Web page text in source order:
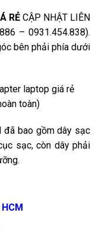
RẺ CẬP NHẬT LIÊN
– 0931.454.838).
bên phải phía dưới
laptop giá rẻ
toàn)
đã bao gồm dây sạc
sạc, còn dây phải